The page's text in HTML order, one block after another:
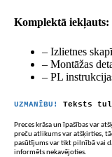
Komplektā iekļauts:
– Izlietnes
– Montāžas
– PL
UZMANĪBU! Teksts
Preces krāsa un īpašības var
preču atlikums var atšķirties,
pasūtījums var tikt pilnībā vai
informēts nekavējoties.